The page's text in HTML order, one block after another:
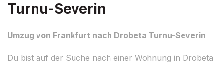
Turnu-Severin
Umzug von Frankfurt nach Drobeta Turnu-Severin
Du bist auf der Suche nach einer Wohnung in Drobeta